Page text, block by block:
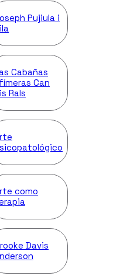
Pujiula i
Cabañas
Can
Rals
como
Davis